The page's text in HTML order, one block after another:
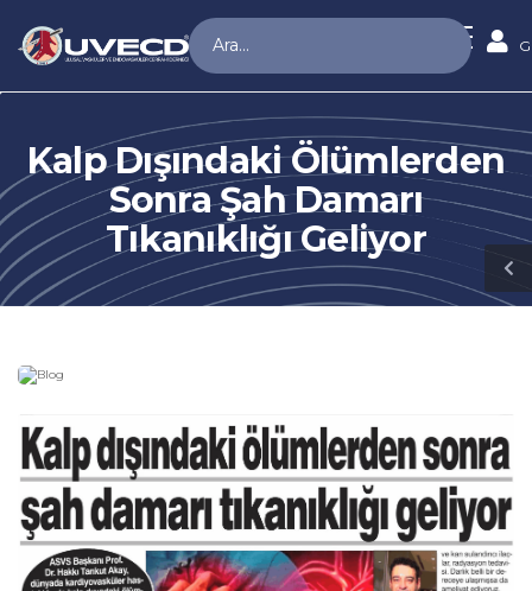
Kalp Dışındaki Ölümlerden
Sonra Şah Damarı
Tıkanıklığı Geliyor